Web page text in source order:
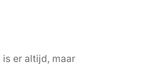
er altijd, maar